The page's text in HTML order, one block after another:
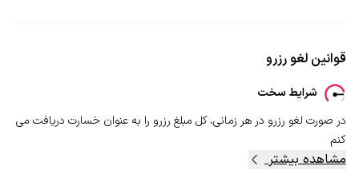
قوانین لغو رزرو
شرایط سخت
در صورت لغو رزرو در هر زمانی، کل مبلغ رزرو را به عنوان خسارت دریافت می
کنم
مشاهده بیشتر